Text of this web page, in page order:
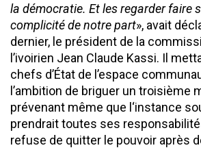
la démocratie. Et les regarder faire
complicité de notre part», avait
dernier, le président de la
l’ivoirien Jean Claude Kassi. Il
chefs d’État de l’espace
l’ambition de briguer un troisième
prévenant même que l‘instance
prendrait toutes ses
refuse de quitter le pouvoir après